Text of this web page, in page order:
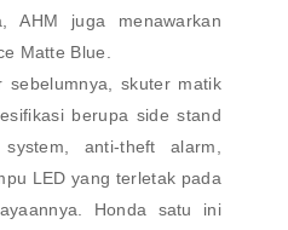
AHM juga menawarkan
Matte Blue.
sebelumnya, skuter matik
berupa side stand
anti-theft alarm,
LED yang terletak pada
Honda satu ini